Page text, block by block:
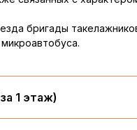
бригады
1 этаж)